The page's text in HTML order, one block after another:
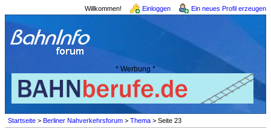
Willkommen! Einloggen Ein neues Profil erzeugen
* Werbung *
Startseite > Berliner Nahverkehrsforum > Thema > Seite 23